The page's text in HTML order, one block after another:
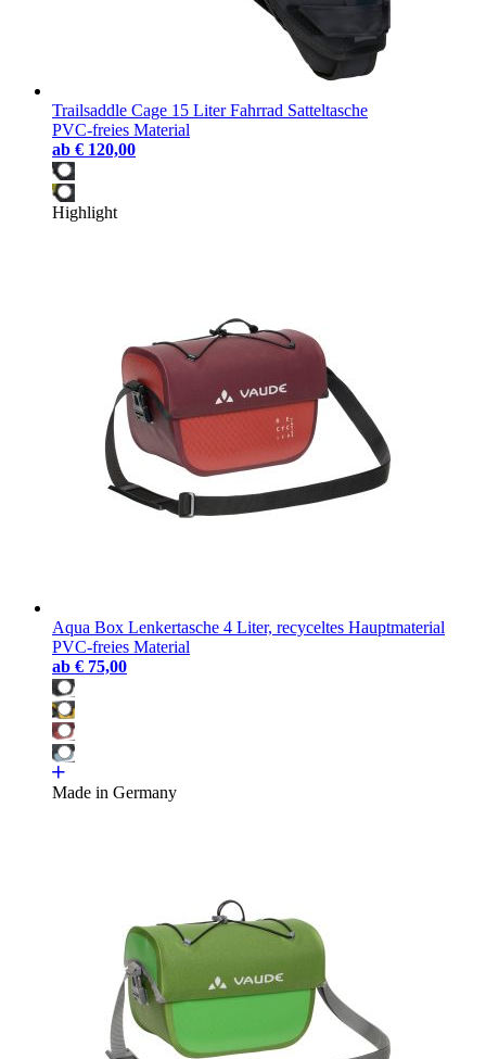
Trailsaddle Cage 15 Liter Fahrrad Satteltasche
PVC-freies Material
ab € 120,00
Highlight
Aqua Box Lenkertasche 4 Liter, recyceltes Hauptmaterial
PVC-freies Material
ab € 75,00
Made in Germany